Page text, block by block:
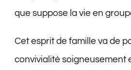
que suppose la vie en
Cet esprit de famille va de
convivialité soigneusement